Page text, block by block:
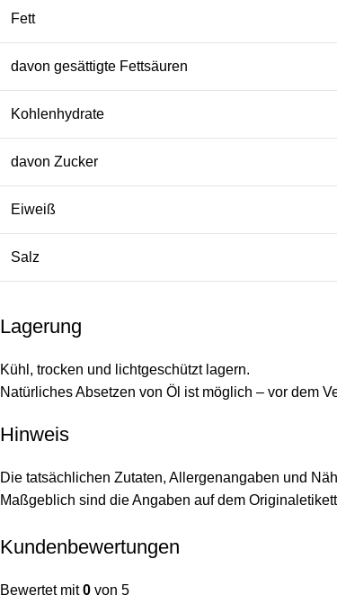
Fett
davon gesättigte Fettsäuren
Kohlenhydrate
davon Zucker
Eiweiß
Salz
Lagerung
Kühl, trocken und lichtgeschützt lagern.
Natürliches Absetzen von Öl ist möglich – vor dem
Hinweis
Die tatsächlichen Zutaten, Allergenangaben und
Maßgeblich sind die Angaben auf dem
Kundenbewertungen
Bewertet mit0 von 5